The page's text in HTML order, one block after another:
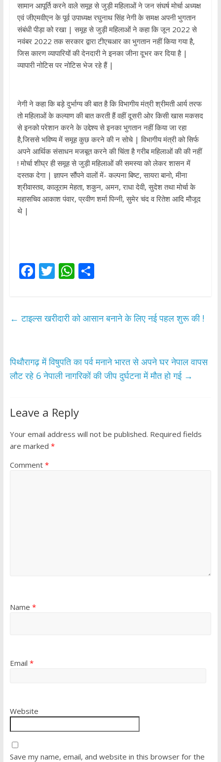
सामान आपूर्ति करने वाले समूह से जुड़ी महिलाओं ने जन संघर्ष मोर्चा अध्यक्ष
एवं जीएमवीएन के पूर्व उपाध्यक्ष रघुनाथ सिंह नेगी के समक्ष अपनी भुगतान
संबंधी पीड़ा को रखा | समूह से जुड़ी महिलाओं ने कहा कि जून 2022 से
नवंबर 2022 तक सरकार द्वारा टीएचआर का भुगतान नहीं किया गया है,
जिस कारण व्यापारियों की देनदारी ने इनका जीना दूभर कर दिया है |
व्यापारी नोटिस पर नोटिस भेज रहे हैं |
नेगी ने कहा कि बड़े दुर्भाग्य की बात है कि विभागीय मंत्री श्रीमती आर्य तरफ
तो महिलाओं के कल्याण की बात करती हैं वहीं दूसरी ओर किसी खास मकसद
से इनको परेशान करने के उद्देश्य से इनका भुगतान नहीं किया जा रहा
है,जिससे भविष्य में समूह कुछ करने की न सोचे | विभागीय मंत्री को सिर्फ
अपने आर्थिक संसाधन मजबूत करने की चिंता है गरीब महिलाओं की की नहीं
! मोर्चा शीघ्र ही समूह से जुड़ी महिलाओं की समस्या को लेकर शासन में
दस्तक देगा | ज्ञापन सौंपने वालों में- कल्पना बिष्ट, सायरा बानो, मीना
श्रीवास्तव, कालूराम मेहता, शकुन, अमन, राधा देवी, सुदेश तथा मोर्चा के
महासचिव आकाश पंवार, प्रवीण शर्मा पिन्नी, सुमेर चंद व रितेश आदि मौजूद
थे |
F
b
k
T
er
W
s
p
S
e
← टाइल्स खरीदारी को आसान बनाने के लिए नई पहल शुरू की !
पिथौरागढ़ में विषुपति का पर्व मनाने भारत से अपने घर नेपाल वापस
लौट रहे 6 नेपाली नागरिकों की जीप दुर्घटना में मौत हो गई →
Leave a Reply
Your email address will not be published. Required fields
are marked *
Comment *
Name *
Email *
Website
Save my name, email, and website in this browser for the